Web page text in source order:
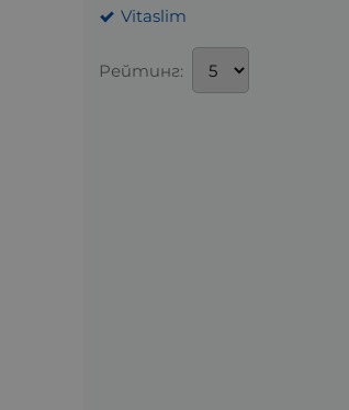
Vitaslim
Рейтинг: